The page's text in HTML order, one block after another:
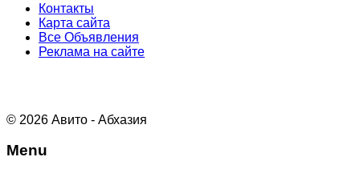
Контакты
Карта сайта
Все Объявления
Реклама на сайте
© 2026 Авито - Абхазия
Menu